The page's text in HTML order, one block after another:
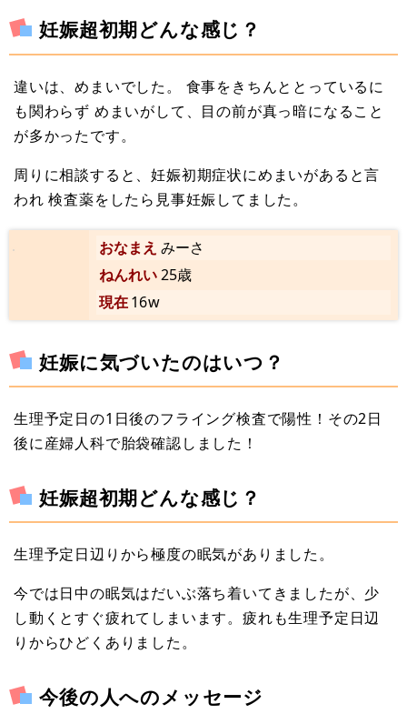
妊娠超初期どんな感じ？
違いは、めまいでした。 食事をきちんととっているに
も関わらず めまいがして、目の前が真っ暗になること
が多かったです。
周りに相談すると、妊娠初期症状にめまいがあると言
われ 検査薬をしたら見事妊娠してました。
おなまえ みーさ
ねんれい25歳
現在16w
妊娠に気づいたのはいつ？
生理予定日の1日後のフライング検査で陽性！その2日
後に産婦人科で胎袋確認しました！
妊娠超初期どんな感じ？
生理予定日辺りから極度の眠気がありました。
今では日中の眠気はだいぶ落ち着いてきましたが、少
し動くとすぐ疲れてしまいます。疲れも生理予定日辺
りからひどくありました。
今後の人へのメッセージ